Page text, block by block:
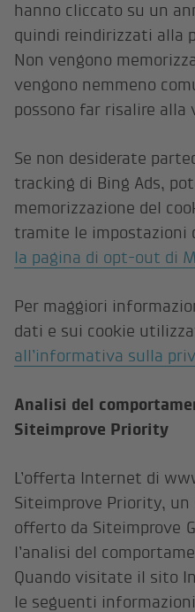
hanno cliccato su un
quindi reindirizzati alla
Non vengono
vengono nemmeno
possono far risalire alla
Se non desiderate
tracking di Bing Ads,
memorizzazione del
tramite le impostazioni
la pagina di opt-out di
Per maggiori
dati e sui cookie
all’informativa sulla
Analisi del
Siteimprove Priority
L’offerta Internet di
Siteimprove Priority,
offerto da Siteimprove
l’analisi del
Quando visitate il sito
le seguenti